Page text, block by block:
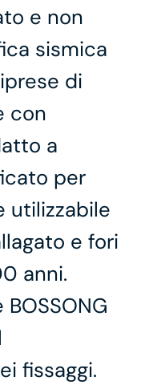
e non
sismica
di
con
a
per
utilizzabile
e fori
anni.
fissaggi.